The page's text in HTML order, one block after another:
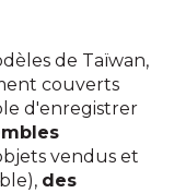
de Taïwan,
couverts
d'enregistrer
vendus et
des